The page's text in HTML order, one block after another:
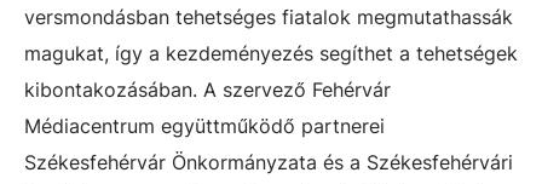
versmondásban tehetséges fiatalok megmutathassák
magukat, így a kezdeményezés segíthet a tehetségek
kibontakozásában. A szervező Fehérvár
Médiacentrum együttműködő partnerei
Székesfehérvár Önkormányzata és a Székesfehérvári